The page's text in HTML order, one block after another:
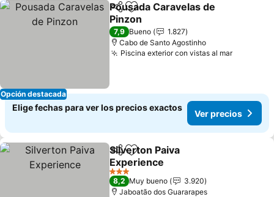
Opción destacada
CompartirAgregar a favoritos
Pousada Caravelas de
Pinzon
7,9 Bueno
1.827
Cabo de Santo Agostinho
Piscina exterior con vistas al mar
Elige fechas para ver los precios exactos
Ver precios
CompartirAgregar a favoritos
Silverton Paiva
Experience
3 Estrellas
8,2 Muy bueno
3.920
Jaboatão dos Guararapes